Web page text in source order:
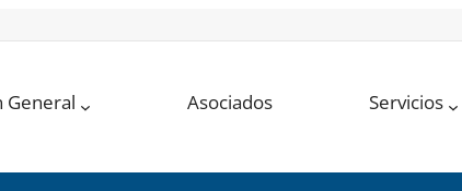
General Asociados Servicios